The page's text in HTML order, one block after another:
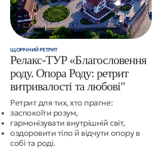
ЩОРІЧНИЙ РЕТРИТ
Релакс-ТУР «Благословення
роду. Опора Роду: ретрит
витривалості та любові"​
Ретрит для тих, хто прагне:
заспокоїти розум,
гармонізувати внутрішній світ,
оздоровити тіло й відчути опору в
собі та роді.